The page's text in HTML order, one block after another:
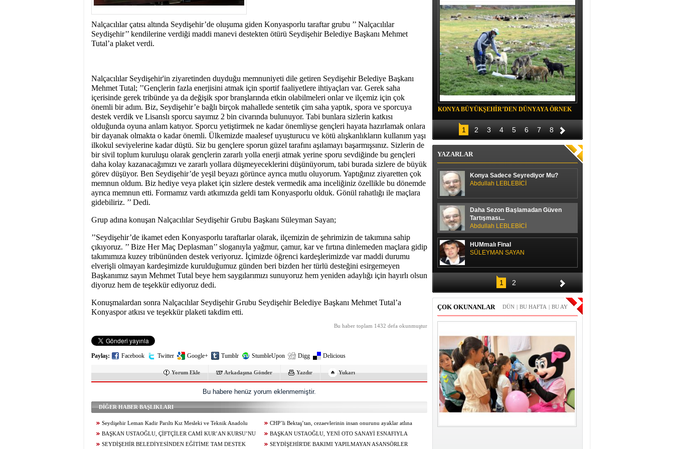
10:00- SEYDİŞEHİR BELEDİYESİ SPOR KULÜBÜ FUTBOLCULARINA
BAŞAKŞEHİR ‘DEN DAVET
Nalçacılılar çatısı altında Seydişehir’de oluşuma giden Konyasporlu taraftar grubu ’’ Nalçacılılar
Seydişehir’’ kendilerine verdiği maddi manevi destekten ötürü Seydişehir Belediye Başkanı Mehmet
Tutal’a plaket verdi.
Nalçacılılar Seydişehir'in ziyaretinden duyduğu memnuniyeti dile getiren Seydişehir Belediye Başkanı
Mehmet Tutal; ’’Gençlerin fazla enerjisini atmak için sportif faaliyetlere ihtiyaçları var. Gerek saha
içerisinde gerek tribünde ya da değişik spor branşlarında etkin olabilmeleri onlar ve ilçemiz için çok
önemli bir adım. Biz, Seydişehir’e bağlı birçok mahallede sentetik çim saha yaptık, spora ve sporcuya
destek verdik ve Lisanslı sporcu sayımız 2 bin civarında bulunuyor. Tabi bunlara sizlerin katkısı
olduğunda oyuna anlam katıyor. Sporcu yetiştirmek ne kadar önemliyse gençleri hayata hazırlamak onlara
bir dayanak olmakta o kadar önemli. Ülkemizde maalesef uyuşturucu ve kötü alışkanlıkların kullanım yaşı
ilkokul seviyelerine kadar düştü. Siz bu gençlere sporun güzel tarafını aşılamayı başarmışsınız. Sizlerin de
bir sivil toplum kuruluşu olarak gençlerin zararlı yolla enerji atmak yerine sporu sevdiğinde bu gençleri
daha kolay kazanacağımızı ve zararlı yollara düşmeyeceklerini düşünüyorum, tabi burada sizlere de büyük
görev düşüyor. Ben Seydişehir’de yeşil beyazı görünce ayrıca mutlu oluyorum. Yaptığınız ziyaretten çok
memnun oldum. Biz hediye veya plaket için sizlere destek vermedik ama inceliğiniz özellikle bu dönemde
ayrıca memnun etti. Formamız vardı atkımızda geldi tam Konyasporlu olduk. Gönül rahatlığı ile maçlara
gidebiliriz. ’’ Dedi.
Grup adına konuşan Nalçacılılar Seydişehir Grubu Başkanı Süleyman Sayan;
’’Seydişehir’de ikamet eden Konyasporlu taraftarlar olarak, ilçemizin de şehrimizin de takımına sahip
çıkıyoruz. ’’ Bize Her Maç Deplasman’’ sloganıyla yağmur, çamur, kar ve fırtına dinlemeden maçlara gidip
takımımıza kuzey tribününden destek veriyoruz. İçimizde öğrenci kardeşlerimizde var maddi durumu
elverişli olmayan kardeşimizde kurulduğumuz günden beri bizden her türlü desteğini esirgemeyen
Başkanımız sayın Mehmet Tutal beye hem saygılarımızı sunuyoruz hem yeniden adaylığı için hayırlı olsun
diyoruz hem de teşekkür ediyoruz dedi.
Konuşmalardan sonra Nalçacılılar Seydişehir Grubu Seydişehir Belediye Başkanı Mehmet Tutal’a
Konyaspor atkısı ve teşekkür plaketi takdim etti.
Bu haber toplam 1432 defa okunmuştur
Paylaş: Facebook Twitter Google+ Tumblr StumbleUpon Digg Delicious
Yorum Ekle Arkadaşına Gönder Yazdır Yukarı
Bu habere henüz yorum eklenmemiştir.
DİĞER HABER BAŞLIKLARI
Seydişehir Leman Kadir Parıltı Kız Mesleki ve Teknik Anadolu
Lisesi Öğrencileri Erasmus+ ile Avrupa’ya Açılıyor
CHP’li Bektaş’tan, cezaevlerinin insan onurunu ayaklar atlına
alınan mekânlara dönüşmesine tepki
BAŞKAN USTAOĞLU, ÇİFTÇİLER CAMİ KUR’AN KURSU’NU
ZİYARET ETTİ
BAŞKAN USTAOĞLU, YENİ OTO SANAYİ ESNAFIYLA
KAHVALTIDA BULUŞTU
SEYDİŞEHİR BELEDİYESİNDEN EĞİTİME TAM DESTEK SEYDİŞEHİR'DE BAKIMI YAPILMAYAN ASANSÖRLER
KONYA BÜYÜKŞEHİR’DEN DÜNYAYA ÖRNEK
PROJE
1 2 3 4 5 6 7 8
YAZARLAR
Konya Sadece Seyrediyor Mu?
Abdullah LEBLEBİCİ
Daha Sezon Başlamadan Güven
Tartışması...
Abdullah LEBLEBİCİ
HUMmalı Final
SÜLEYMAN SAYAN
SPOR SOHBETİ
H. Yüksel GÜLAY
1 2
ÇOK OKUNANLAR BU AY
|
BU HAFTA
|
DÜN